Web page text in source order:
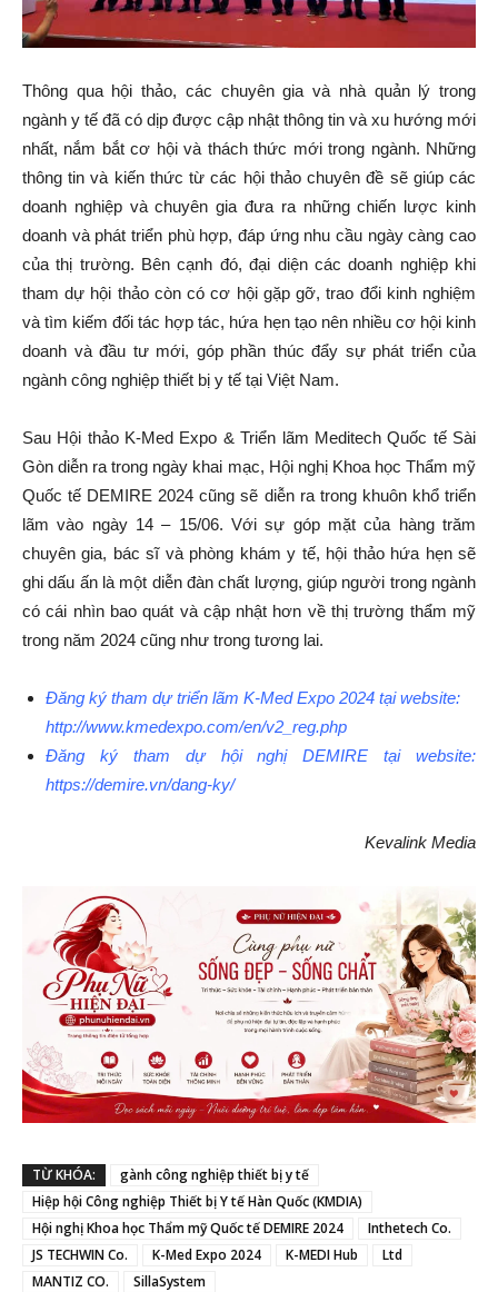
Thông qua hội thảo, các chuyên gia và nhà quản lý trong
ngành y tế đã có dịp được cập nhật thông tin và xu hướng mới
nhất, nắm bắt cơ hội và thách thức mới trong ngành. Những
thông tin và kiến thức từ các hội thảo chuyên đề sẽ giúp các
doanh nghiệp và chuyên gia đưa ra những chiến lược kinh
doanh và phát triển phù hợp, đáp ứng nhu cầu ngày càng cao
của thị trường. Bên cạnh đó, đại diện các doanh nghiệp khi
tham dự hội thảo còn có cơ hội gặp gỡ, trao đổi kinh nghiệm
và tìm kiếm đối tác hợp tác, hứa hẹn tạo nên nhiều cơ hội kinh
doanh và đầu tư mới, góp phần thúc đẩy sự phát triển của
ngành công nghiệp thiết bị y tế tại Việt Nam.
Sau Hội thảo K-Med Expo & Triển lãm Meditech Quốc tế Sài
Gòn diễn ra trong ngày khai mạc, Hội nghị Khoa học Thẩm mỹ
Quốc tế DEMIRE 2024 cũng sẽ diễn ra trong khuôn khổ triển
lãm vào ngày 14 – 15/06. Với sự góp mặt của hàng trăm
chuyên gia, bác sĩ và phòng khám y tế, hội thảo hứa hẹn sẽ
ghi dấu ấn là một diễn đàn chất lượng, giúp người trong ngành
có cái nhìn bao quát và cập nhật hơn về thị trường thẩm mỹ
trong năm 2024 cũng như trong tương lai.
Đăng ký tham dự triển lãm K-Med Expo 2024 tại website:
http://www.kmedexpo.com/en/v2_reg.php
Đăng ký tham dự hội nghị DEMIRE tại website:
https://demire.vn/dang-ky/
Kevalink Media
TỪ KHÓA:
gành công nghiệp thiết bị y tế
Hiệp hội Công nghiệp Thiết bị Y tế Hàn Quốc (KMDIA)
Hội nghị Khoa học Thẩm mỹ Quốc tế DEMIRE 2024
Inthetech Co.
JS TECHWIN Co.
K-Med Expo 2024 K-MEDI Hub
Ltd
MANTIZ CO.
SillaSystem